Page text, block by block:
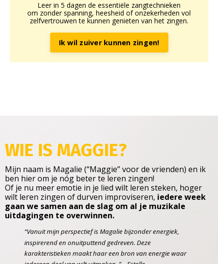
Leer in 5 dagen de essentiële zangtechnieken
om zonder spanning, heesheid of onzekerheden vol
zelfvertrouwen te kunnen genieten van het zingen.
Ik wil zuiver kunnen zingen!
WIE IS MAGGIE?
Mijn naam is Magalie (“Maggie” voor de vrienden) en ik
ben hier om je nóg beter te leren zingen!
Of je nu meer emotie in je lied wilt leren steken, hoger
wilt leren zingen of durven improviseren, iedere week
gaan we samen aan de slag om al je muzikale
uitdagingen te overwinnen.
“Vanuit mijn perspectief is Magalie bijzonder energiek,
inspirerend en onuitputtend gedreven. Deze
karakteristieken maakt haar een bron van energie waar